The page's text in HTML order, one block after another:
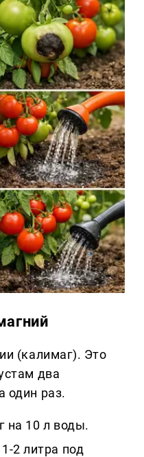
(калимаг). Это
два
один раз.
на 10 л воды.
2 литра под